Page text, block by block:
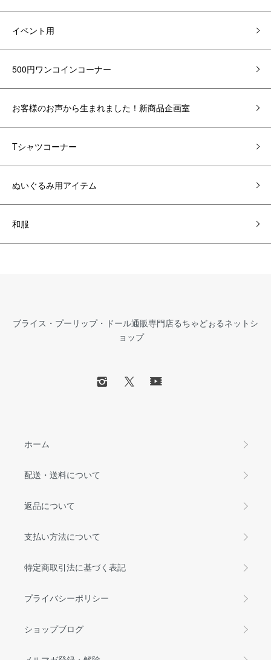
イベント用
500円ワンコインコーナー
お客様のお声から生まれました！新商品企画室
Tシャツコーナー
ぬいぐるみ用アイテム
和服
ブライス・プーリップ・ドール通販専門店るちゃどぉるネットシ
ョップ
ホーム
配送・送料について
返品について
支払い方法について
特定商取引法に基づく表記
プライバシーポリシー
ショップブログ